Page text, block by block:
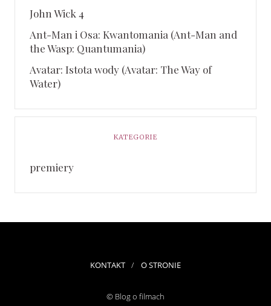
John Wick 4
Ant-Man i Osa: Kwantomania (Ant-Man and
the Wasp: Quantumania)
Avatar: Istota wody (Avatar: The Way of
Water)
KATEGORIE
premiery
KONTAKT O STRONIE
© Blog o filmach